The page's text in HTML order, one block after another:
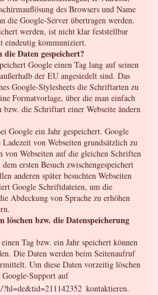
des Browsers und Name
die Google-Server übertragen werden.
werden, ist nicht klar feststellbar
eindeutig kommuniziert.
Daten gespeichert?
Google einen Tag lang auf seinen
der EU angesiedelt sind. Das
Google-Stylesheets die Schriftarten zu
Formatvorlage, über die man einfach
bzw. die Schriftart einer Webseite ändern
Google ein Jahr gespeichert. Google
von Webseiten grundsätzlich zu
von Webseiten auf die gleichen Schriften
ersten Besuch zwischengespeichert
anderen später besuchten Webseiten
Google Schriftdateien, um die
Abdeckung von Sprache zu erhöhen
löschen bzw. die Datenspeicherung
Tag bzw. ein Jahr speichert können
Die Daten werden beim Seitenaufruf
Um diese Daten vorzeitig löschen
Google-Support auf
kontaktieren.